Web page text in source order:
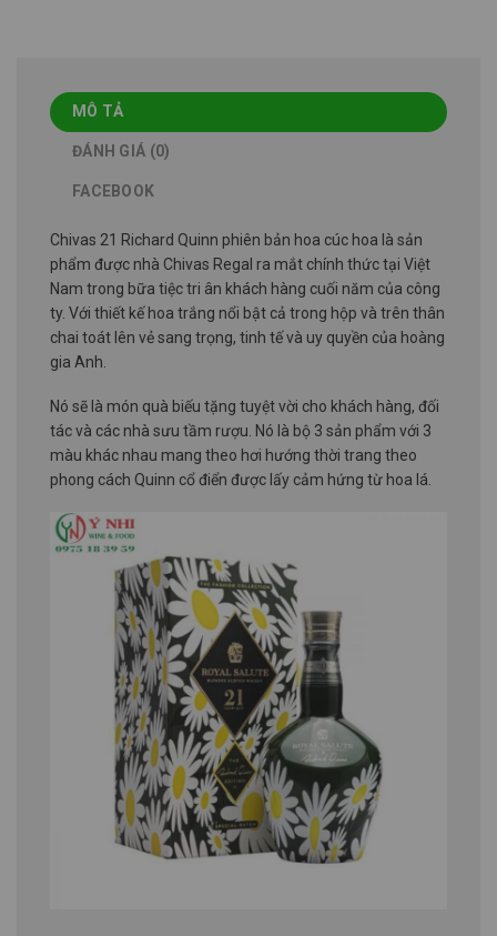
MÔ TẢ
ĐÁNH GIÁ (0)
FACEBOOK
Chivas 21 Richard Quinn phiên bản hoa cúc hoa là sản
phẩm được nhà Chivas Regal ra mắt chính thức tại Việt
Nam trong bữa tiệc tri ân khách hàng cuối năm của công
ty. Với thiết kế hoa trắng nổi bật cả trong hộp và trên thân
chai toát lên vẻ sang trọng, tinh tế và uy quyền của hoàng
gia Anh.
Nó sẽ là món quà biếu tặng tuyệt vời cho khách hàng, đối
tác và các nhà sưu tầm rượu. Nó là bộ 3 sản phẩm với 3
màu khác nhau mang theo hơi hướng thời trang theo
phong cách Quinn cổ điển được lấy cảm hứng từ hoa lá.